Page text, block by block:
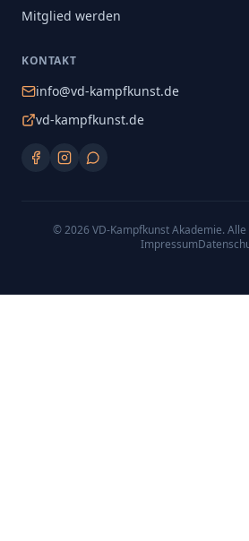
Mitglied werden
KONTAKT
info@vd-kampfkunst.de
vd-kampfkunst.de
©2026 VD-Kampfkunst Akademie.
Impressum